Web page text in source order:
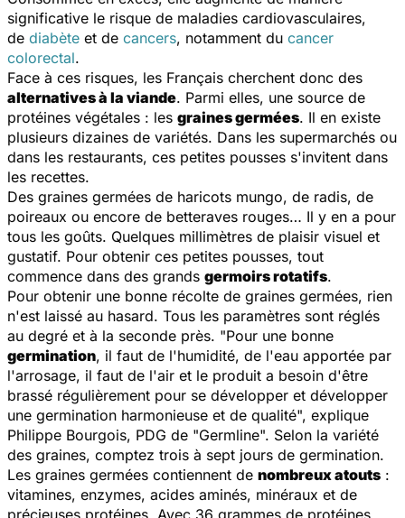
significative le risque de maladies cardiovasculaires,
de diabète et de cancers, notamment du cancer
colorectal.
Face à ces risques, les Français cherchent donc des
alternatives à la viande. Parmi elles, une source de
protéines végétales : les graines germées. Il en existe
plusieurs dizaines de variétés. Dans les supermarchés ou
dans les restaurants, ces petites pousses s'invitent dans
les recettes.
Des graines germées de haricots mungo, de radis, de
poireaux ou encore de betteraves rouges… Il y en a pour
tous les goûts. Quelques millimètres de plaisir visuel et
gustatif. Pour obtenir ces petites pousses, tout
commence dans des grands germoirs rotatifs.
Pour obtenir une bonne récolte de graines germées, rien
n'est laissé au hasard. Tous les paramètres sont réglés
au degré et à la seconde près. "Pour une bonne
germination, il faut de l'humidité, de l'eau apportée par
l'arrosage, il faut de l'air et le produit a besoin d'être
brassé régulièrement pour se développer et développer
une germination harmonieuse et de qualité", explique
Philippe Bourgois, PDG de "Germline". Selon la variété
des graines, comptez trois à sept jours de germination.
Les graines germées contiennent de nombreux atouts :
vitamines, enzymes, acides aminés, minéraux et de
précieuses protéines. Avec 36 grammes de protéines